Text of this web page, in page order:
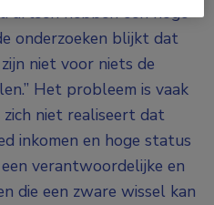
artsen hebben een hoge
onderzoeken blijkt dat
niet voor niets de
Het probleem is vaak
niet realiseert dat
inkomen en hoge status
verantwoordelijke en
die een zware wissel kan